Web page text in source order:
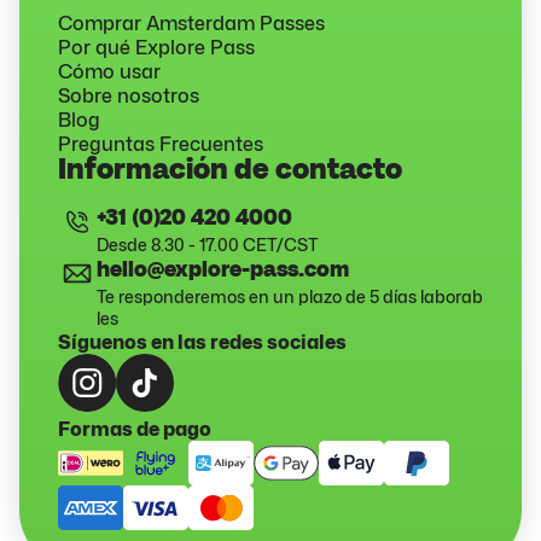
Comprar Amsterdam Passes
Por qué Explore Pass
Cómo usar
Sobre nosotros
Blog
Preguntas Frecuentes
Información de contacto
+31 (0)20 420 4000
Desde 8.30 - 17.00 CET/CST
hello@explore-pass.com
Te responderemos en un plazo de 5 días laborab
les
Síguenos en las redes sociales
Formas de pago